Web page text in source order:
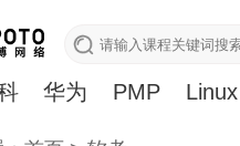
华为 PMP Linux